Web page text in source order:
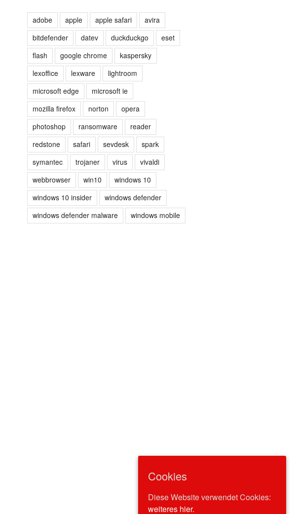
adobe apple apple safari
avira
bitdefender
datev duckduckgo
eset
flash
google chrome
kaspersky
lexoffice
lexware
lightroom
microsoft edge
microsoft ie
mozilla firefox
norton
opera
photoshop
ransomware
reader
redstone
safari sevdesk
spark
symantec
trojaner virus
vivaldi
webbrowser
win10
windows 10
windows 10 insider
windows defender
windows defender malware
windows mobile
Cookies
Diese Website verwendet Cookies:
weiteres hier.